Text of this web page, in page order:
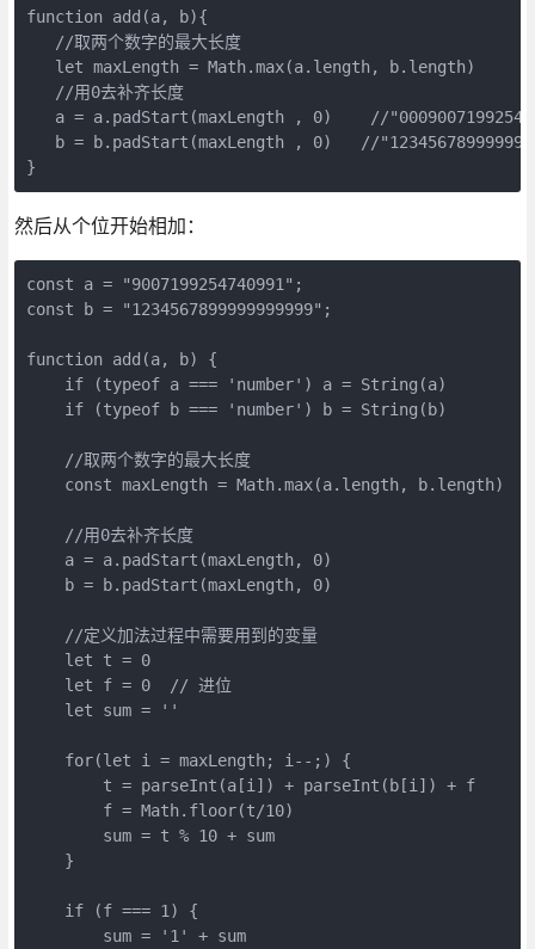
function add(a, b){
   //取两个数字的最大长度
   let maxLength = Math.max(a.length, b.length)
   //用0去补齐长度
a = a.padStart(maxLength , 0)    //
b = b.padStart(maxLength , 0)   //
然后从个位开始相加：
const a = "9007199254740991";
const b = "1234567899999999999";
function add(a, b) {
    if (typeof a === 'number') a = String(a)
    if (typeof b === 'number') b = String(b)
    //取两个数字的最大长度
    const maxLength = Math.max(a.length, b.length)
    //用0去补齐长度
    a = a.padStart(maxLength, 0)
    b = b.padStart(maxLength, 0)
    //定义加法过程中需要用到的变量
    let t = 0
    let f = 0  // 进位
    let sum = ''
    for(let i = maxLength; i--;) {
        t = parseInt(a[i]) + parseInt(b[i]) + f
        f = Math.floor(t/10)
        sum = t % 10 + sum
    }
    if (f === 1) {
        sum = '1' + sum